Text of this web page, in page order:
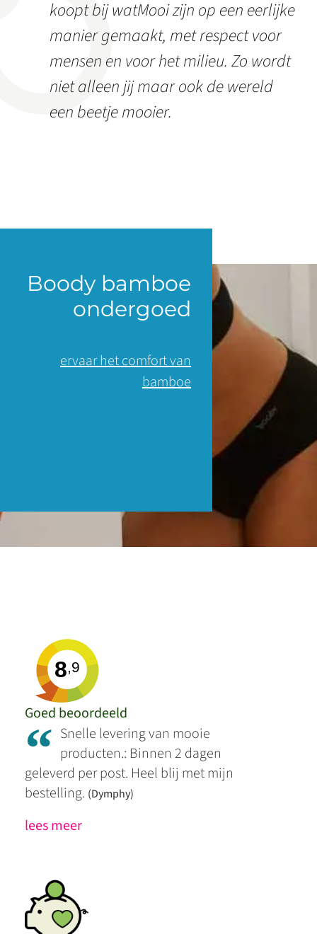
koopt bij watMooi zijn op een eerlijke
manier gemaakt, met respect voor
mensen en voor het milieu. Zo wordt
niet alleen jij maar ook de wereld
een beetje mooier.
Boody bamboe
ondergoed
ervaar het comfort van
bamboe
8,9
Goed beoordeeld
“ Snelle levering van mooie
producten.: Binnen 2 dagen
geleverd per post. Heel blij met mijn
bestelling. (Dymphy)
lees meer